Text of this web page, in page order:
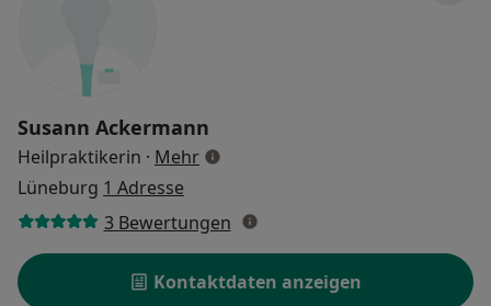
Susann Ackermann
Heilpraktikerin · Mehrüber Spezialisierungen
Lüneburg 1 Adresse
3 Bewertungen
Kontaktdaten anzeigen